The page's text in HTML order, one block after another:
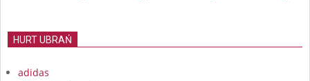
HURT UBRAŃ
adidas